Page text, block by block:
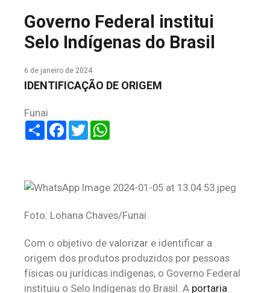
FALE CONOSCO
Governo Federal institui
Selo Indígenas do Brasil
6 de janeiro de 2024
IDENTIFICAÇÃO DE ORIGEM
Funai
ShareFacebook
Twitter
Foto: Lohana Chaves/Funai
Com o objetivo de valorizar e identificar a
origem dos produtos produzidos por pessoas
físicas ou jurídicas indígenas, o Governo Federal
instituiu o Selo Indígenas do Brasil. A portaria